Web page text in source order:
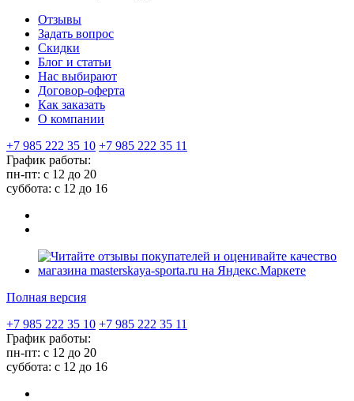
Отзывы
Задать вопрос
Скидки
Блог и статьи
Нас выбирают
Договор-оферта
Как заказать
О компании
+7 985 222 35 10 +7 985 222 35 11
График работы:
пн-пт: с 12 до 20
суббота: c 12 до 16
Полная версия
+7 985 222 35 10 +7 985 222 35 11
График работы:
пн-пт: с 12 до 20
суббота: c 12 до 16